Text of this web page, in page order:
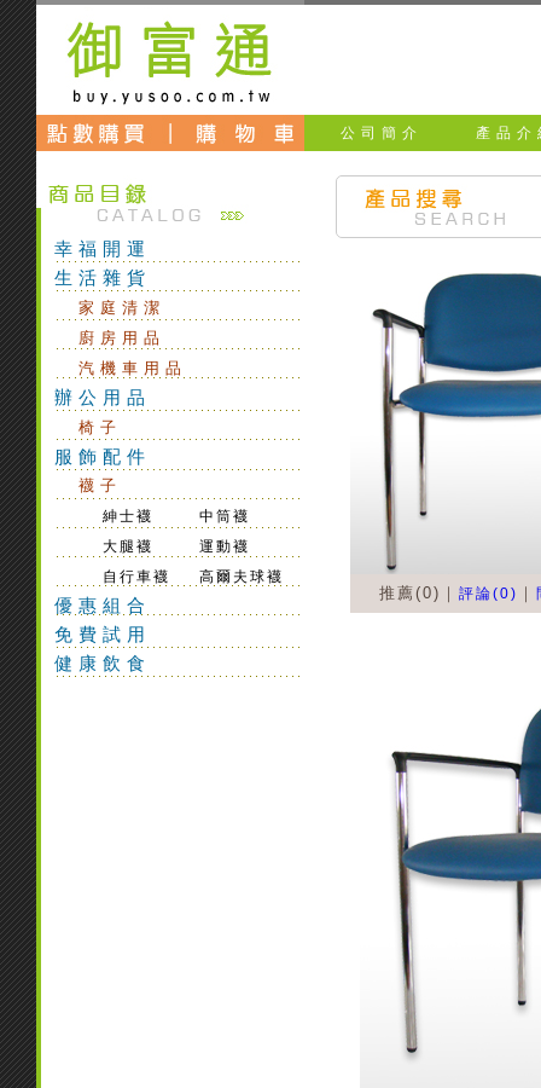
公司簡介 產品介
幸福開運
生活雜貨
家庭清潔
廚房用品
汽機車用品
辦公用品
椅子
服飾配件
襪子
紳士襪
中筒襪
大腿襪
運動襪
自行車襪
高爾夫球襪
優惠組合
免費試用
健康飲食
推薦(0)｜ 評論(0) ｜